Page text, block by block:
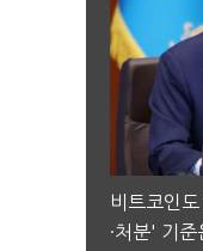
비트코인
·처분' 기준